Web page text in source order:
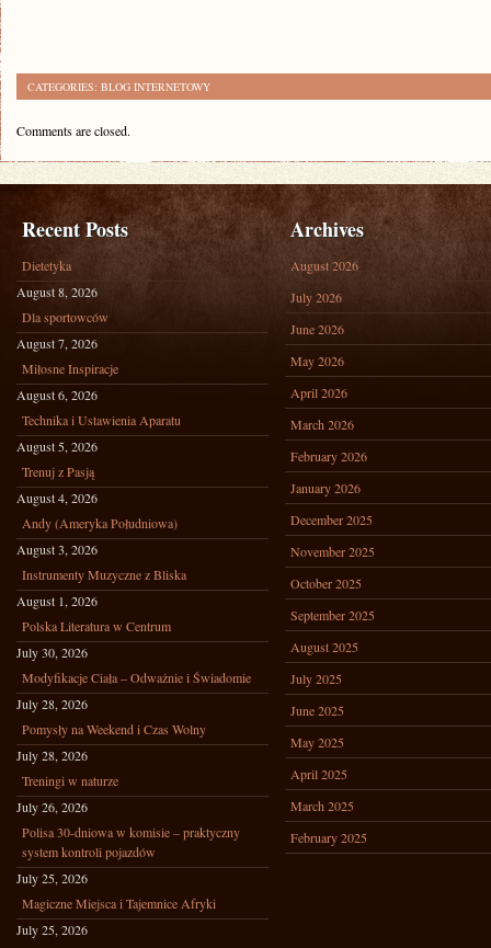
CATEGORIES: BLOG INTERNETOWY
Comments are closed.
Recent Posts
Dietetyka
August 8, 2026
Dla sportowców
August 7, 2026
Miłosne Inspiracje
August 6, 2026
Technika i Ustawienia Aparatu
August 5, 2026
Trenuj z Pasją
August 4, 2026
Andy (Ameryka Południowa)
August 3, 2026
Instrumenty Muzyczne z Bliska
August 1, 2026
Polska Literatura w Centrum
July 30, 2026
Modyfikacje Ciała – Odważnie i Świadomie
July 28, 2026
Pomysły na Weekend i Czas Wolny
July 28, 2026
Treningi w naturze
July 26, 2026
Polisa 30-dniowa w komisie – praktyczny
system kontroli pojazdów
July 25, 2026
Magiczne Miejsca i Tajemnice Afryki
July 25, 2026
Archives
August 2026
July 2026
June 2026
May 2026
April 2026
March 2026
February 2026
January 2026
December 2025
November 2025
October 2025
September 2025
August 2025
July 2025
June 2025
May 2025
April 2025
March 2025
February 2025